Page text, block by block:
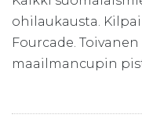
ohilaukausta.
Fourcade.
maailmancupin